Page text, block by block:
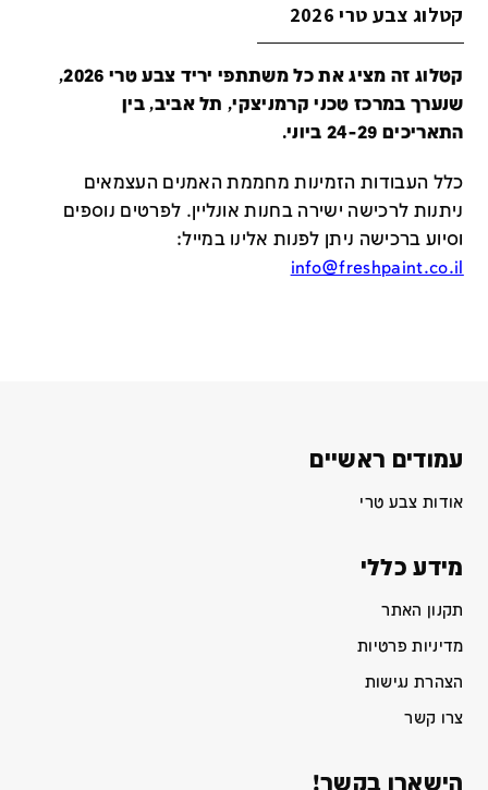
קטלוג צבע טרי 2026
קטלוג זה מציג את כל משתתפי יריד צבע טרי 2026,
שנערך במרכז טכני קרמניצקי, תל אביב, בין
התאריכים 24-29 ביוני.
כלל העבודות הזמינות מחממת האמנים העצמאים
ניתנות לרכישה ישירה בחנות אונליין. לפרטים נוספים
וסיוע ברכישה ניתן לפנות אלינו במייל:
info@freshpaint.co.il
עמודים ראשיים
אודות צבע טרי
מידע כללי
תקנון האתר
מדיניות פרטיות
הצהרת נגישות
צרו קשר
הישארו בקשר!